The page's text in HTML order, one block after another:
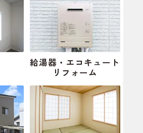
給湯器・エコキュート
リフォーム